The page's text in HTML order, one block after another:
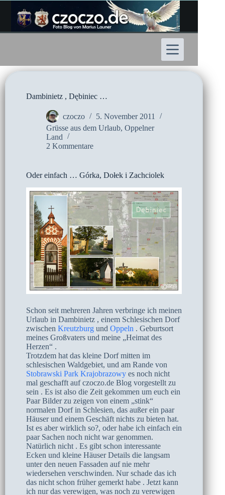
Inhalt
springen
Dambinietz , Dębiniec …
czoczo
5. November 2011
Grüsse aus dem Urlaub, Oppelner
Land
2 Kommentare
Oder einfach … Górka, Dołek i Zachciolek
Schon seit mehreren Jahren verbringe ich meinen
Urlaub in Dambinietz , einem Schlesischen Dorf
zwischen Kreutzburg und Oppeln . Geburtsort
meines Großvaters und meine „Heimat des
Herzen“ .
Trotzdem hat das kleine Dorf mitten im
schlesischen Waldgebiet, und am Rande von
Stobrawski Park Krajobrazowy es noch nicht
mal geschafft auf czoczo.de Blog vorgestellt zu
sein . Es ist also die Zeit gekommen um euch ein
Paar Bilder zu zeigen von einem „stink“
normalen Dorf in Schlesien, das außer ein paar
Häuser und einem Geschäft nichts zu bieten hat.
Ist es aber wirklich so?, oder habe ich einfach ein
paar Sachen noch nicht war genommen.
Natürlich nicht . Es gibt schon interessante
Ecken und kleine Häuser Details die langsam
unter den neuen Fassaden auf nie mehr
wiedersehen verschwinden. Nur schade das ich
das nicht schon früher gemerkt habe . Jetzt kann
ich nur das verewigen, was noch zu verewigen